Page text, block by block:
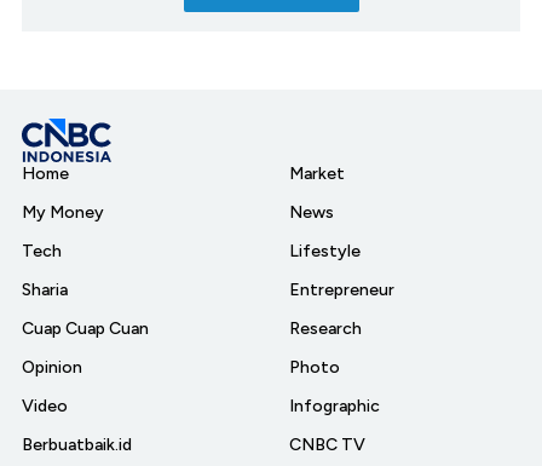
Home
My Money
Tech
Sharia
Cuap Cuap Cuan
Opinion
Video
Berbuatbaik.id
Market
News
Lifestyle
Entrepreneur
Research
Photo
Infographic
CNBC TV